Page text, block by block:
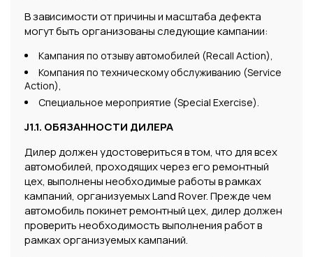
В зависимости от причины и масштаба дефекта
могут быть организованы следующие кампании:
Кампания по отзыву автомобилей (Recall Action),
Компания по техническому обслуживанию (Service
Action),
Специальное мероприятие (Special Exercise).
J1.1. ОБЯЗАННОСТИ ДИЛЕРА
Дилер должен удостовериться в том, что для всех
автомобилей, проходящих через его ремонтный
цех, выполнены необходимые работы в рамках
кампаний, организуемых Land Rover. Прежде чем
автомобиль покинет ремонтный цех, дилер должен
проверить необходимость выполнения работ в
рамках организуемых кампаний.